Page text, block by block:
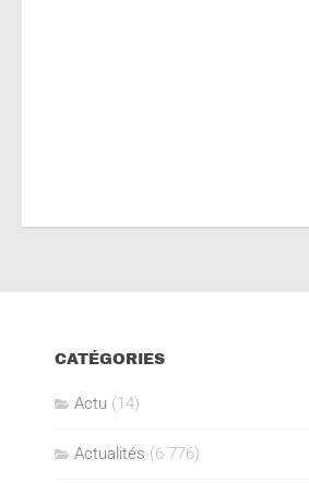
CATÉGORIES
Actu (14)
Actualités (6 776)